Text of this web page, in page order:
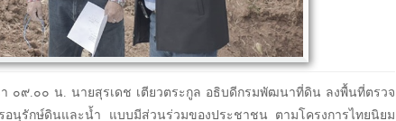
๐๙.๐๐ น. นายสุรเดช เตียวตระกูล อธิบดีกรมพัฒนาที่ดิน ลงพื้นที่ตรวจ
อนุรักษ์ดินและน้ำ แบบมีส่วนร่วมของประชาชน ตามโครงการไทยนิยม